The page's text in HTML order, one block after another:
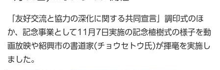
「友好交流と協力の深化に関する共同宣言」調印式のほ
か、記念事業として11月7日実施の記念植樹式の様子を動
画放映や紹興市の書道家(チョウセトウ氏)が揮毫を実施し
ました。